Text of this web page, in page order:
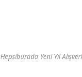
Hepsiburada Yeni Yıl